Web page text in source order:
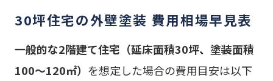
30坪住宅の外壁塗装 費用相場早見表
一般的な2階建て住宅（延床面積30坪、塗装面積
100〜120㎡） を想定した場合の費用目安は以下